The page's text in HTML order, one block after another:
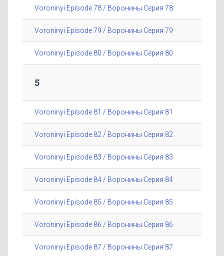
Voroninyi Episode 78 / Воронины Серия 78
Voroninyi Episode 79 / Воронины Серия 79
Voroninyi Episode 80 / Воронины Серия 80
5
Voroninyi Episode 81 / Воронины Серия 81
Voroninyi Episode 82 / Воронины Серия 82
Voroninyi Episode 83 / Воронины Серия 83
Voroninyi Episode 84 / Воронины Серия 84
Voroninyi Episode 85 / Воронины Серия 85
Voroninyi Episode 86 / Воронины Серия 86
Voroninyi Episode 87 / Воронины Серия 87